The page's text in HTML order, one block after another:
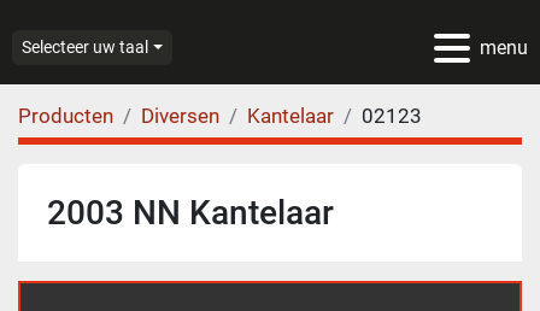
menu
Selecteer uw taal
Producten Diversen Kantelaar 02123
2003 NN Kantelaar